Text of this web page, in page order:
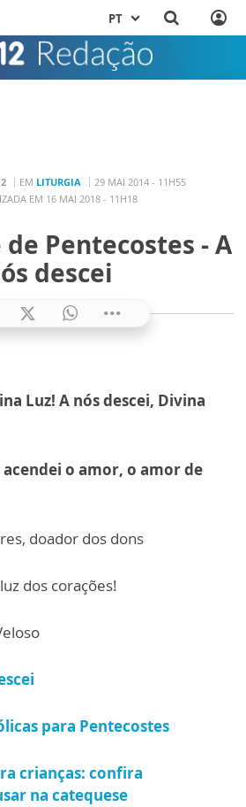
PT
EM LITURGIA
29 MAI 2014 - 11H55
EM 16 MAI 2018 - 11H18
Pentecostes - A
descei
Luz! A nós descei, Divina
acendei o amor, o amor de
doador dos dons
dos corações!
para Pentecostes
crianças: confira
na catequese